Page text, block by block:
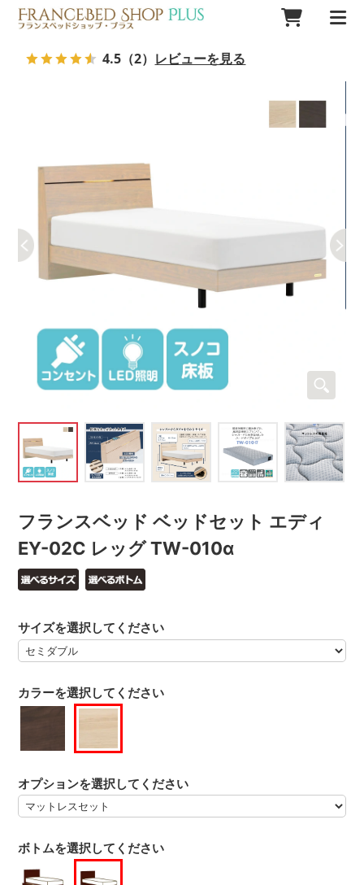
フランスベッド ベッドセット エディ
EY-02C レッグ TW-010α
カラーを選択してください
サイズを選択してください
オプションを選択してください
ボトムを選択してください
4.5 （2） レビューを見る